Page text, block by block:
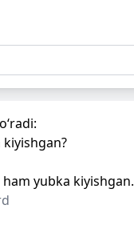
yubka kiyishgan.